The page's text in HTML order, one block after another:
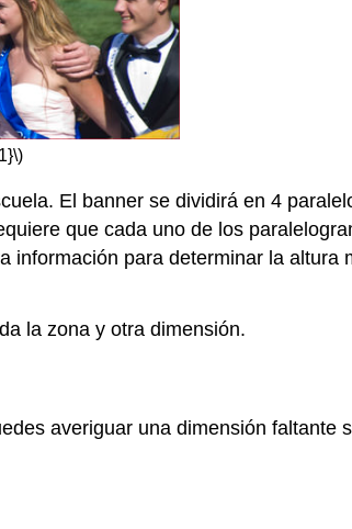
El banner se dividirá en 4
que cada uno de los
información para determinar la altura
la zona y otra dimensión.
averiguar una dimensión faltante